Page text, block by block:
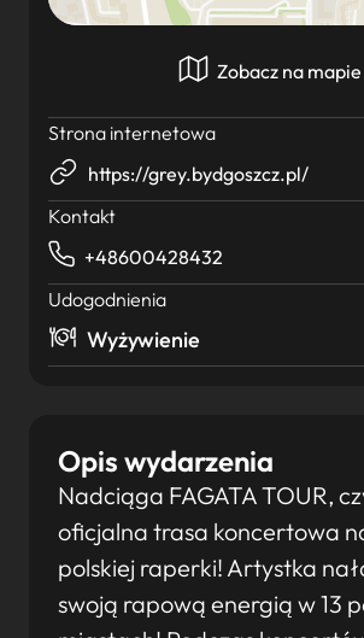
Opis wydarzenia
Nadciąga FAGATA TOUR,
oficjalna trasa koncertowa
polskiej raperki! Artystka
swoją rapową energią w 13
Zobacz na mapie
Strona internetowa
https://grey.bydgoszcz.pl/
Kontakt
+48600428432
Udogodnienia
Wyżywienie